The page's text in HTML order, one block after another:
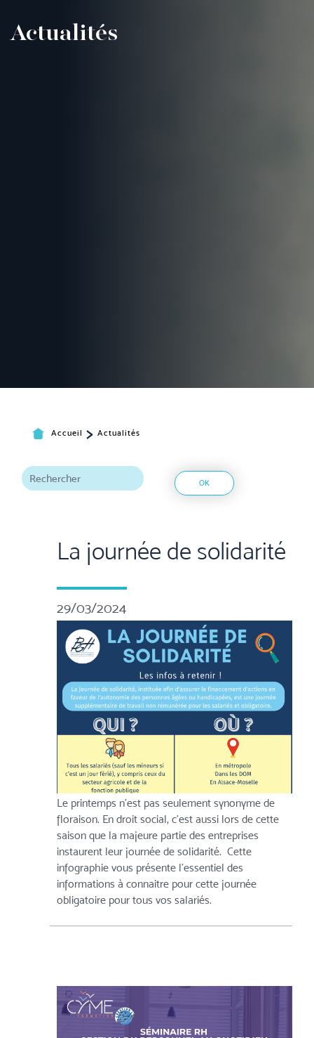
Actualités
Accueil > Actualités
OK
La journée de solidarité
29/03/2024
Le printemps n’est pas seulement synonyme de
floraison. En droit social, c’est aussi lors de cette
saison que la majeure partie des entreprises
instaurent leur journée de solidarité. Cette
infographie vous présente l’essentiel des
informations à connaitre pour cette journée
obligatoire pour tous vos salariés.